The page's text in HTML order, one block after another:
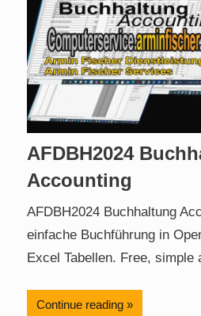
AFDBH2024
Accounting
AFDBH2024 Buchhaltung
einfache Buchführung in
Excel Tabellen. Free,
Continue reading